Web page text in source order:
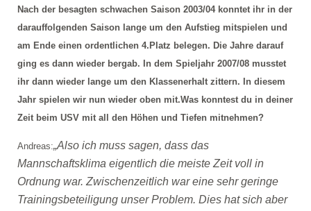
Nach der besagten schwachen Saison 2003/04 konntet ihr in der
darauffolgenden Saison lange um den Aufstieg mitspielen und
am Ende einen ordentlichen 4.Platz belegen. Die Jahre darauf
ging es dann wieder bergab. In dem Spieljahr 2007/08 musstet
ihr dann wieder lange um den Klassenerhalt zittern. In diesem
Jahr spielen wir nun wieder oben mit.Was konntest du in deiner
Zeit beim USV mit all den Höhen und Tiefen mitnehmen?
Andreas:„Also ich muss sagen, dass das
Mannschaftsklima eigentlich die meiste Zeit voll in
Ordnung war. Zwischenzeitlich war eine sehr geringe
Trainingsbeteiligung unser Problem. Dies hat sich aber